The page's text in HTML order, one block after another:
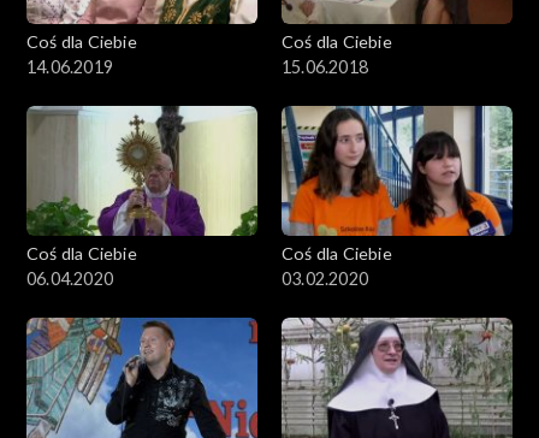
Coś dla Ciebie
14.06.2019
Coś dla Ciebie
15.06.2018
Coś dla Ciebie
06.04.2020
Coś dla Ciebie
03.02.2020